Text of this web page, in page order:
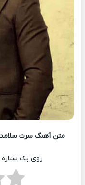
متن آهنگ ﺳﺮت ﺳﻠﺎﻣﺖ
روی یک ستاره